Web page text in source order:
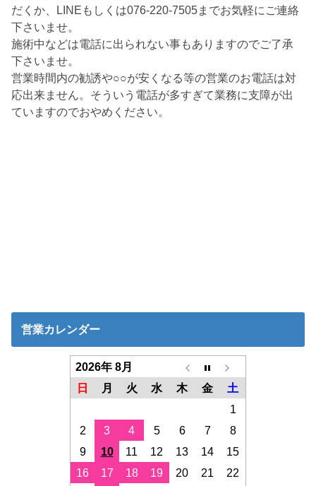
だくか、LINEもしくは076-220-7505までお気軽にご連絡
下さいませ。
施術中などは電話に出られない事もありますのでご了承
下さいませ。
営業時間内の勧誘や○○が安くなる等の営業のお電話は対
応出来ません。そういう電話が多すぎて業務に支障が出
ていますのでおやめください。
営業カレンダー
2026年 8月
日
月 火 水 木 金
土
1
2
3 4 5 6 7
8
9
10 11 12 13 14
15
16
17 18 19 20 21
22